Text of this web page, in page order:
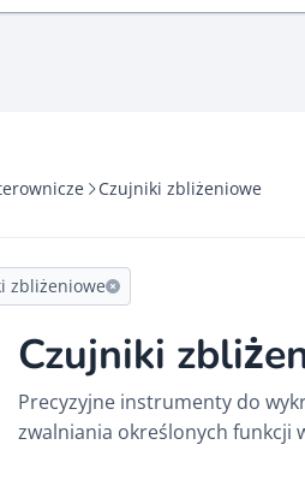
Czujniki zbliżeniowe
zbliżeniowe
Czujniki
Precyzyjne instrumenty do
zwalniania określonych funkcji